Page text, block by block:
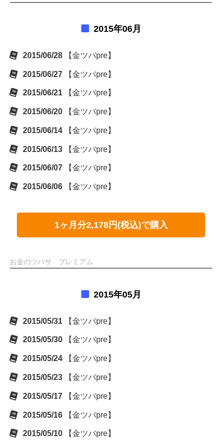
2015年06月
2015/06/28 【金ツバpre】
2015/06/27 【金ツバpre】
2015/06/21 【金ツバpre】
2015/06/20 【金ツバpre】
2015/06/14 【金ツバpre】
2015/06/13 【金ツバpre】
2015/06/07 【金ツバpre】
2015/06/06 【金ツバpre】
1ヶ月分2,178円(税込)で購入
お金のツバサ プレミアム
2015年05月
2015/05/31 【金ツバpre】
2015/05/30 【金ツバpre】
2015/05/24 【金ツバpre】
2015/05/23 【金ツバpre】
2015/05/17 【金ツバpre】
2015/05/16 【金ツバpre】
2015/05/10 【金ツバpre】